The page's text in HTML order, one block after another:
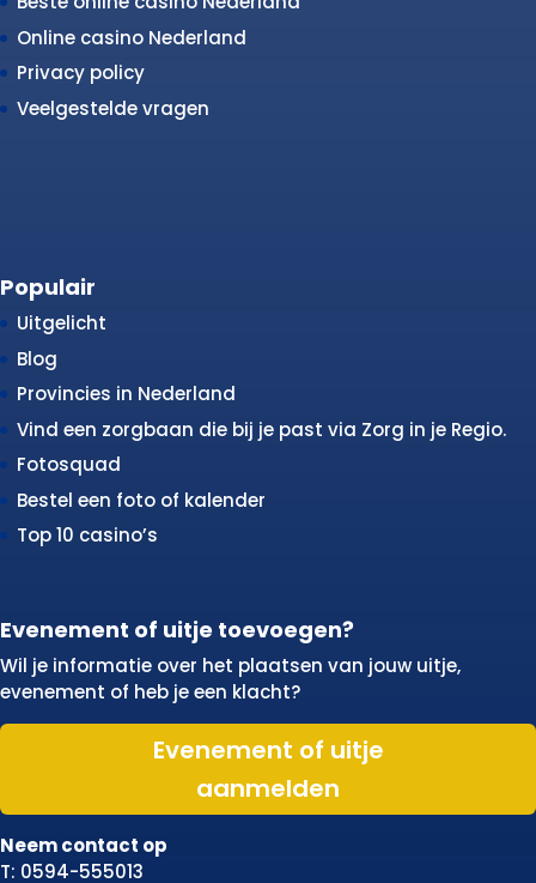
Online casino Nederland
Privacy policy
Veelgestelde vragen
Populair
Uitgelicht
Blog
Provincies in Nederland
Vind een zorgbaan die bij je past via Zorg in je Regio.
Fotosquad
Bestel een foto of kalender
Top 10 casino’s
Evenement of uitje toevoegen?
Wil je informatie over het plaatsen van jouw uitje,
evenement of heb je een klacht?
Evenement of uitje
aanmelden
Neem contact op
T: 0594-555013